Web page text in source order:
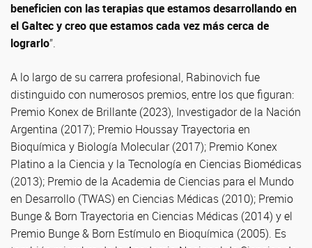
beneficien con las terapias que estamos desarrollando en
el Galtecy creo que estamos cada vez más cerca de
lograrlo”.
A lo largo de su carrera profesional, Rabinovich fue
distinguido con numerosos premios, entre los que figuran:
Premio Konex de Brillante (2023), Investigador de la Nación
Argentina (2017); Premio Houssay Trayectoria en
Bioquímica y Biología Molecular (2017); Premio Konex
Platino a la Ciencia y la Tecnología en Ciencias Biomédicas
(2013); Premio de la Academia de Ciencias para el Mundo
en Desarrollo (TWAS) en Ciencias Médicas (2010); Premio
Bunge & Born Trayectoria en Ciencias Médicas (2014) y el
Premio Bunge & Born Estímulo en Bioquímica (2005). Es